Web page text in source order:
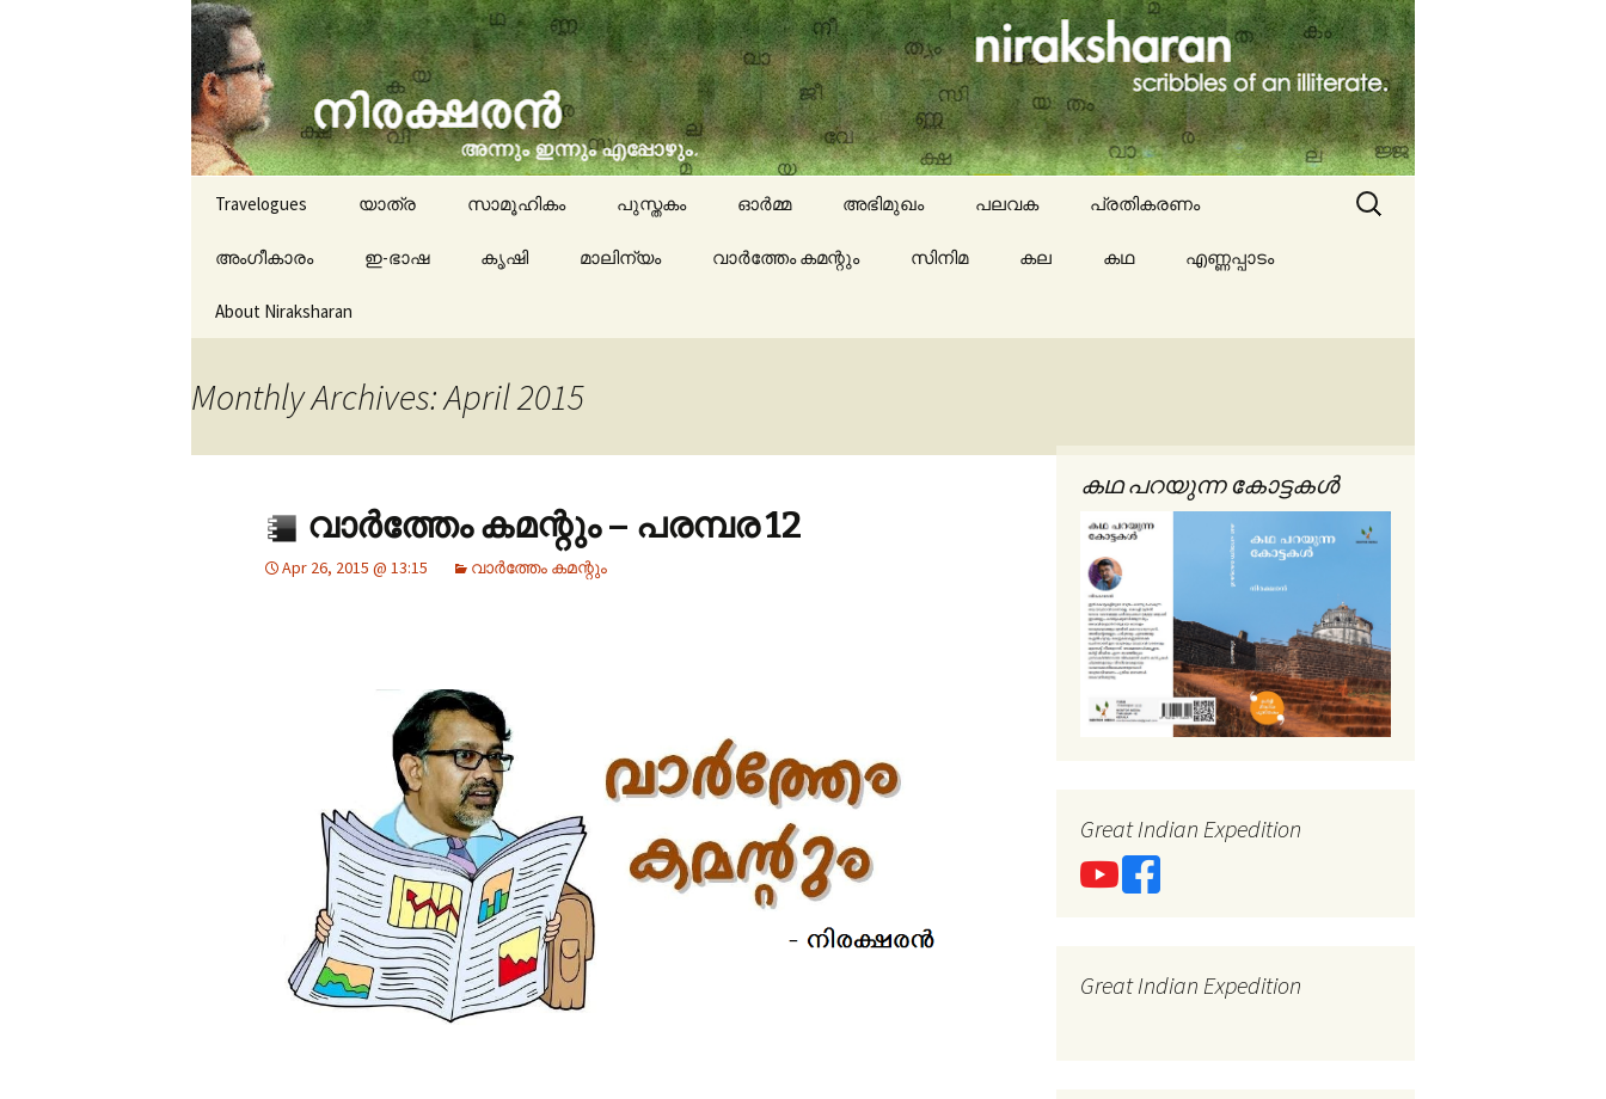
niraksharan (നിരക്ഷരൻ)
travelogues, book reviews, social issues, cinema, memories & lot more…
Skip to content
Travelogues യാത്ര സാമൂഹികം പുസ്തകം ഓർമ്മ അഭിമുഖം പലവക
കായികം
പ്രതികരണം
അംഗീകാരം ഇ-ഭാഷ കൃഷി മാലിന്യം വാർത്തേം കമന്റും സിനിമ കല കഥ എണ്ണപ്പാടം
About Niraksharan
Search
for:
Monthly Archives: April 2015
വാർത്തേം കമന്റും – പരമ്പര 12
Apr 26, 2015 @ 13:15 വാർത്തേം കമന്റും
കഥ പറയുന്ന കോട്ടകൾ
Great Indian Expedition
Great Indian Expedition